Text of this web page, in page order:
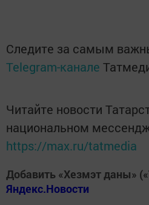
Следите за самым
Telegram-канале
Читайте новости
национальном
https://max.ru/tatmedia
Добавить «Хезмэт даны»
Яндекс.Новости